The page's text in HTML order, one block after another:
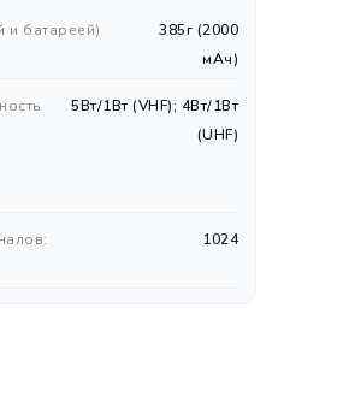
и батареей)
385г (2000
мАч)
5Вт/1Вт (VHF); 4Вт/1Вт
(UHF)
1024